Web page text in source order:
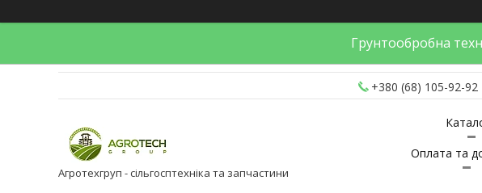
Грунтообробна
+380 (68) 105-92-92
Агротехгруп - сільгосптехніка та запчастини
Оплата та